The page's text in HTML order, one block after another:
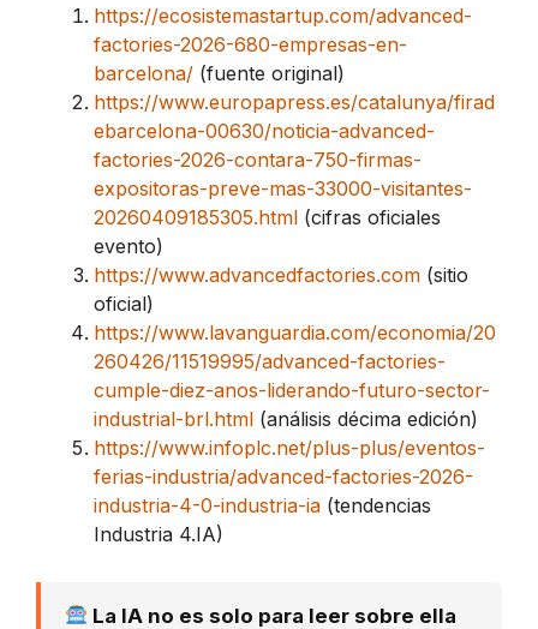
https://ecosistemastartup.com/advanced-
factories-2026-680-empresas-en-
barcelona/ (fuente original)
https://www.europapress.es/catalunya/firad
ebarcelona-00630/noticia-advanced-
factories-2026-contara-750-firmas-
expositoras-preve-mas-33000-visitantes-
20260409185305.html (cifras oficiales
evento)
https://www.advancedfactories.com (sitio
oficial)
https://www.lavanguardia.com/economia/20
260426/11519995/advanced-factories-
cumple-diez-anos-liderando-futuro-sector-
industrial-brl.html (análisis décima edición)
https://www.infoplc.net/plus-plus/eventos-
ferias-industria/advanced-factories-2026-
industria-4-0-industria-ia (tendencias
Industria 4.IA)
La IA no es solo para leer sobre ella